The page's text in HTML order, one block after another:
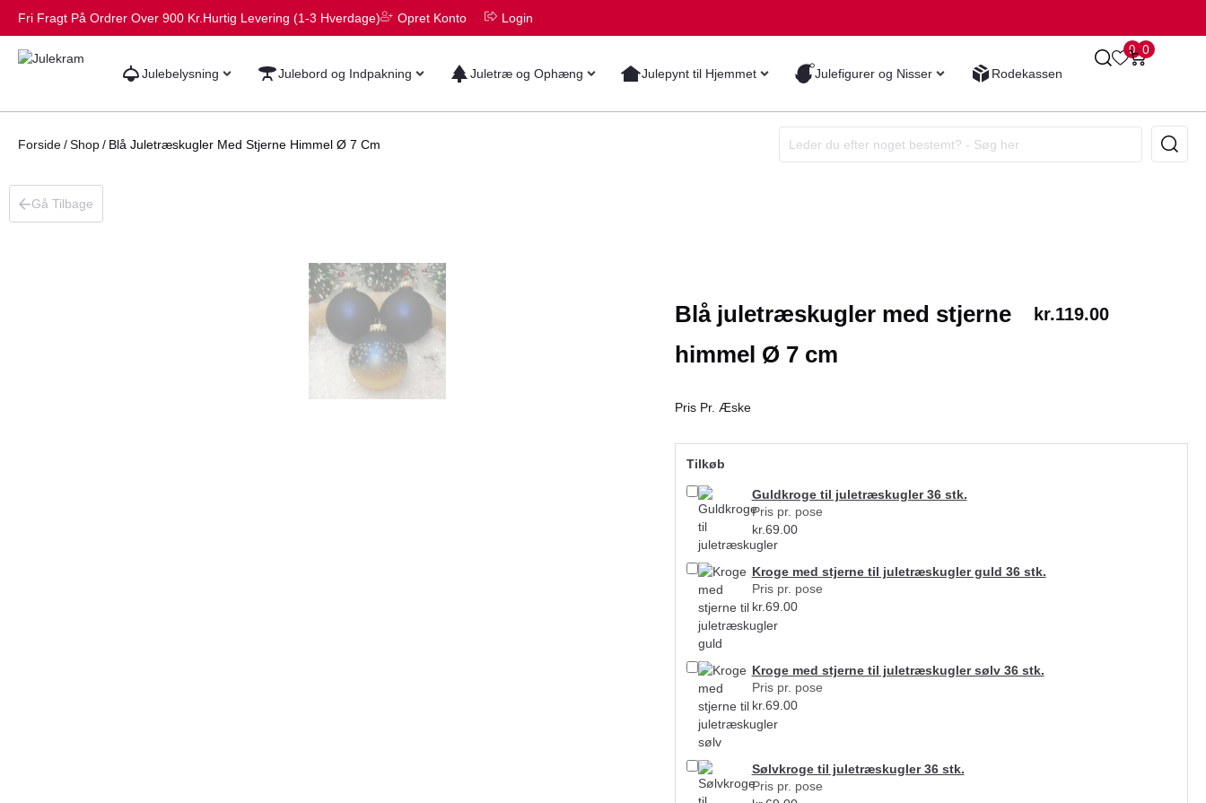
Fri Fragt På Ordrer Over 900 Kr. Hurtig Levering (1-3 Hverdage) Opret Konto Login
Julebelysning Julebord og Indpakning Juletræ og Ophæng Julepynt til Hjemmet Julefigurer og Nisser Rodekassen
0 0
Forside/Shop/ Blå Juletræskugler Med Stjerne Himmel Ø 7 Cm
Gå Tilbage
Blå juletræskugler med stjerne
himmel Ø 7 cm
kr.119.00
Pris Pr. Æske
Tilkøb
Guldkroge til juletræskugler 36 stk.
Pris pr. pose
kr.69.00
Kroge med stjerne til juletræskugler guld 36 stk.
Pris pr. pose
kr.69.00
Kroge med stjerne til juletræskugler sølv 36 stk.
Pris pr. pose
kr.69.00
Sølvkroge til juletræskugler 36 stk.
Pris pr. pose